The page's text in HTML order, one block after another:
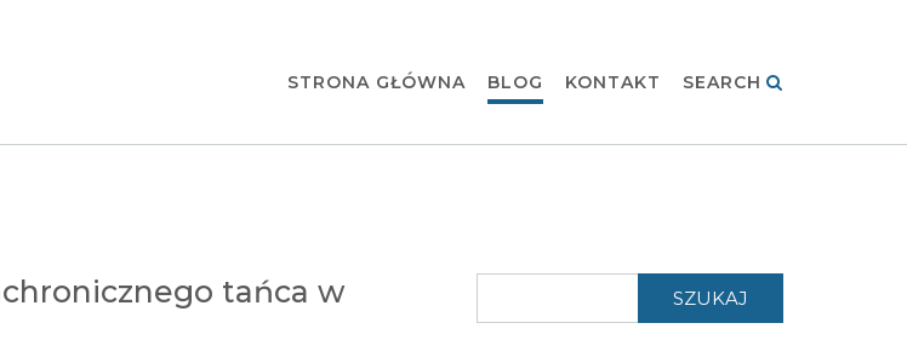
STRONA GŁÓWNA BLOG KONTAKT SEARCH
tańca w
SZUKAJ